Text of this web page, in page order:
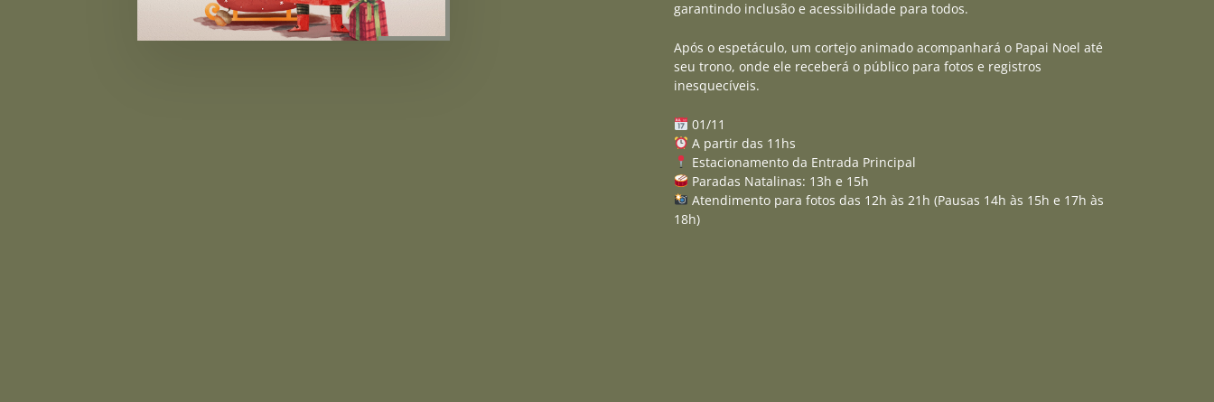
garantindo inclusão e acessibilidade para todos.
Após o espetáculo, um cortejo animado acompanhará o Papai Noel até
seu trono, onde ele receberá o público para fotos e registros
inesquecíveis.
01/11
A partir das 11hs
Estacionamento da Entrada Principal
Paradas Natalinas: 13h e 15h
Atendimento para fotos das 12h às 21h (Pausas 14h às 15h e 17h às
18h)